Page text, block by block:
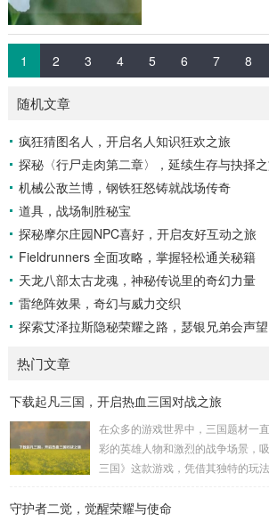
1 2 3 4 5 6 7 8
随机文章
疯狂猜图名人，开启名人知识狂欢之旅
探秘〈行尸走肉第二章〉，延续生存与抉择
机械公敌兰博，钢铁狂怒铸就战场传奇
道具，战场制胜秘宝
探秘摩尔庄园NPC喜好，开启友好互动之旅
Fieldrunners 全面攻略，掌握轻松通关秘籍
天龙八部太古龙魂，神秘传说里的奇幻力量
雷绝阵效果，奇幻与威力交织
探索艾泽拉斯隐秘荣耀之路，瑟银兄弟会声望
热门文章
下载起凡三国，开启热血三国对战之旅
在众多的游戏世界中，三国题材一
彩的英雄人物和激烈的战争场景，
三国》这款游戏，凭借其独特的玩
何进行起凡三国下载,开启一段热血
守护者二觉，觉醒荣耀与使命